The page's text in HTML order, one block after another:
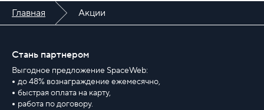
регистрацию и
продление доменов.
Бесплатные SSL-
сертификаты
Главная Акции
Стань партнером
Выгодное предложение SpaceWeb:
до 48% вознаграждение ежемесячно,
быстрая оплата на карту,
работа по договору.